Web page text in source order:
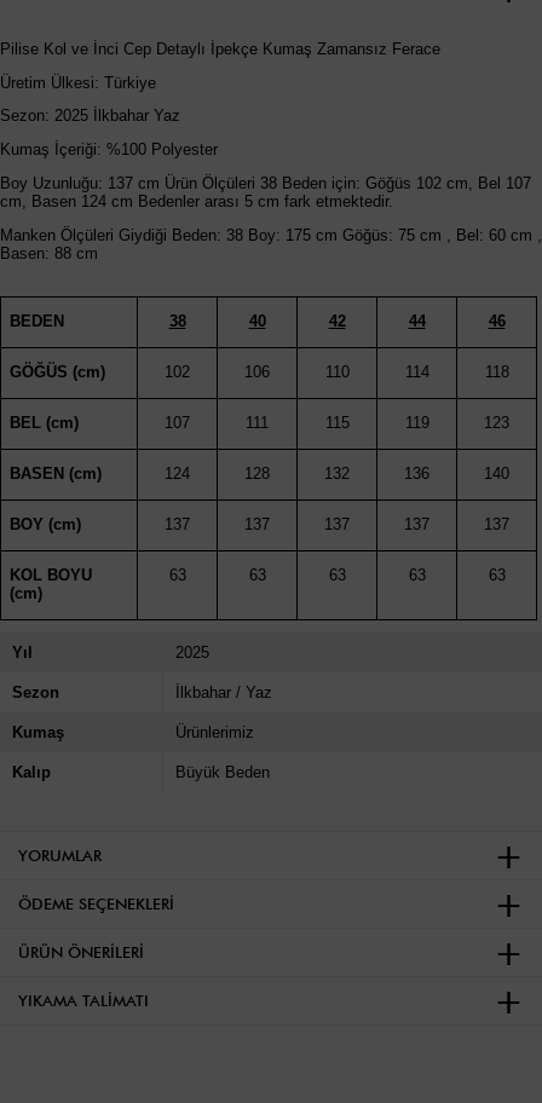
Pilise Kol ve İnci Cep Detaylı İpekçe Kumaş Zamansız Ferace
Üretim Ülkesi: Türkiye
Sezon: 2025 İlkbahar Yaz
Kumaş İçeriği: %100 Polyester
Boy Uzunluğu: 137 cm Ürün Ölçüleri 38 Beden için: Göğüs 102 cm, Bel 107
cm, Basen 124 cm Bedenler arası 5 cm fark etmektedir.
Manken Ölçüleri Giydiği Beden: 38 Boy: 175 cm Göğüs: 75 cm , Bel: 60 cm ,
Basen: 88 cm
BEDEN 38 40 42 44 46
GÖĞÜS (cm) 102 106 110 114 118
BEL (cm) 107 111 115 119 123
BASEN (cm) 124 128 132 136 140
BOY (cm) 137 137 137 137 137
KOL BOYU
(cm)
63 63 63 63 63
Yıl 2025
Sezon İlkbahar / Yaz
Kumaş Ürünlerimiz
Kalıp Büyük Beden
YORUMLAR
ÖDEME SEÇENEKLERI
ÜRÜN ÖNERILERI
YIKAMA TALIMATI